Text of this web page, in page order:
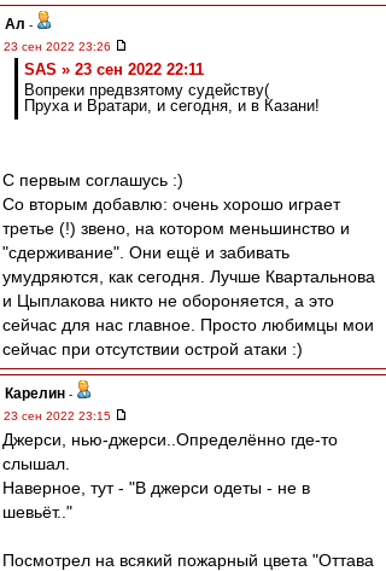
Ал -
23 сен 2022 23:26
SAS » 23 сен 2022 22:11
Вопреки предвзятому судейству(
Пруха и Вратари, и сегодня, и в Казани!
С первым соглашусь :)
Со вторым добавлю: очень хорошо играет
третье (!) звено, на котором меньшинство и
"сдерживание". Они ещё и забивать
умудряются, как сегодня. Лучше Квартальнова
и Цыплакова никто не обороняется, а это
сейчас для нас главное. Просто любимцы мои
сейчас при отсутствии острой атаки :)
Карелин -
23 сен 2022 23:15
Джерси, нью-джерси..Определённо где-то
слышал.
Наверное, тут - "В джерси одеты - не в
шевьёт.."
Посмотрел на всякий пожарный цвета "Оттава